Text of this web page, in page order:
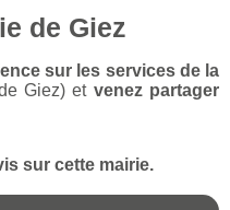
de Giez
sur les services de la
Giez) et venez partager
sur cette mairie.